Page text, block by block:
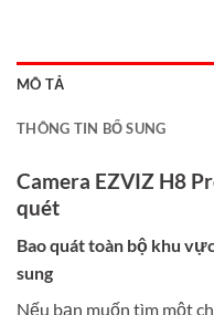
MÔ TẢ
THÔNG TIN BỔ SUNG
Camera EZVIZ H8
quét
Bao quát toàn bộ khu
sung
Nếu bạn muốn tìm một